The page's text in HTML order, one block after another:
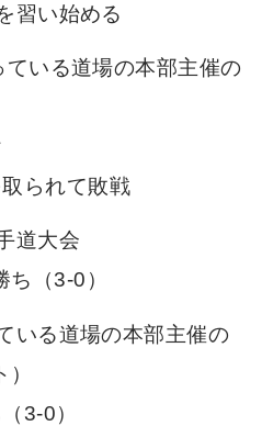
習い始める
いる道場の本部主催の
られて敗戦
道大会
（3-0）
いる道場の本部主催の
3-0）